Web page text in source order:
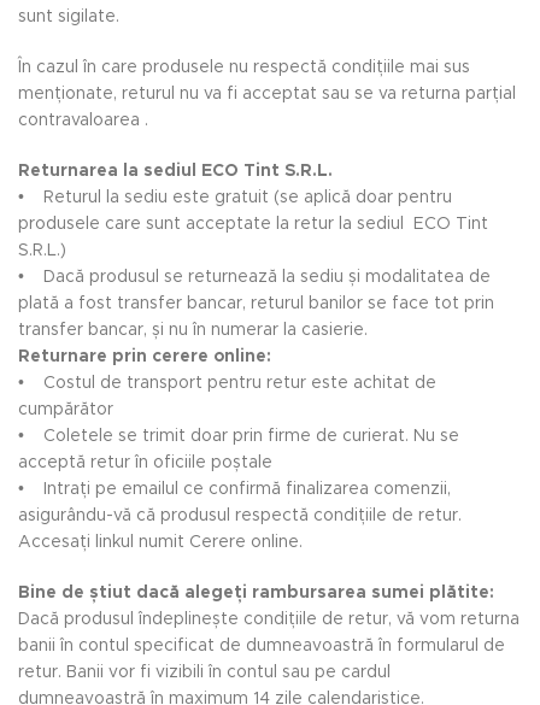
sunt sigilate.
În cazul în care produsele nu respectă condițiile mai sus
menționate, returul nu va fi acceptat sau se va returna parțial
contravaloarea .
Returnarea la sediul ECO Tint S.R.L.
• Returul la sediu este gratuit (se aplică doar pentru
produsele care sunt acceptate la retur la sediul ECO Tint
S.R.L.)
• Dacă produsul se returnează la sediu și modalitatea de
plată a fost transfer bancar, returul banilor se face tot prin
transfer bancar, și nu în numerar la casierie.
Returnare prin cerere online:
• Costul de transport pentru retur este achitat de
cumpărător
• Coletele se trimit doar prin firme de curierat. Nu se
acceptă retur în oficiile poștale
• Intrați pe emailul ce confirmă finalizarea comenzii,
asigurându-vă că produsul respectă condițiile de retur.
Accesați linkul numit Cerere online.
Bine de știut dacă alegeți rambursarea sumei plătite:
Dacă produsul îndeplinește condițiile de retur, vă vom returna
banii în contul specificat de dumneavoastră în formularul de
retur. Banii vor fi vizibili în contul sau pe cardul
dumneavoastră în maximum 14 zile calendaristice.